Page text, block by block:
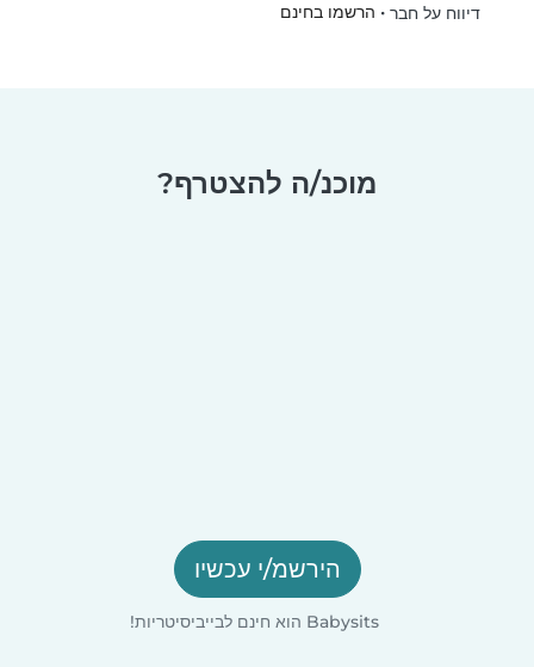
דיווח על חבר • הרשמו בחינם
מוכנ/ה להצטרף?
הירשמ/י עכשיו
Babysits הוא חינם לבייביסיטריות!